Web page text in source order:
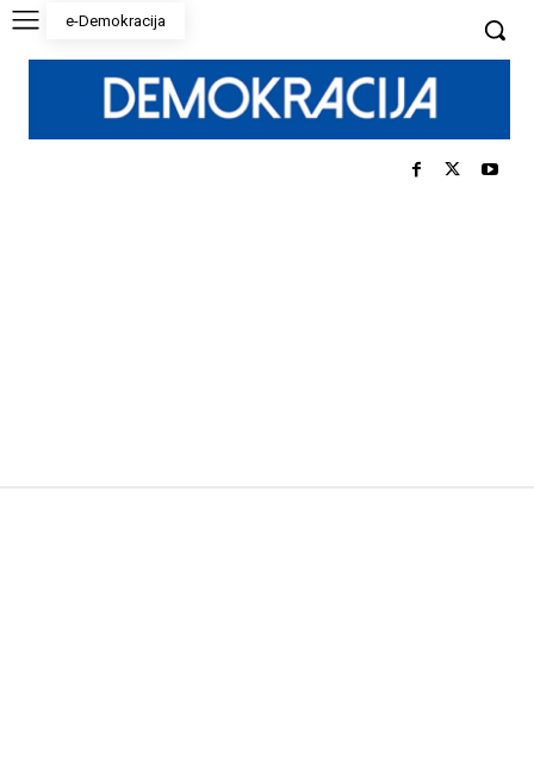
e-Demokracija